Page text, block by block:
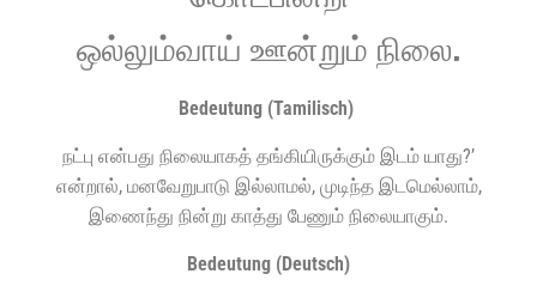
ஒல்லும்வாய் ஊன்றும் நிலை.
Bedeu­tung (Tami­lisch)
நட்பு என்பது நிலையாகத் தங்கியிருக்கும் இடம் யாது?’
என்றால், மனவேறுபாடு இல்லாமல், முடிந்த இடமெல்லாம்,
இணைந்து நின்று காத்து பேணும் நிலையாகும்.
Bedeu­tung (Deutsch)